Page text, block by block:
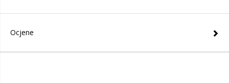
Ocjene